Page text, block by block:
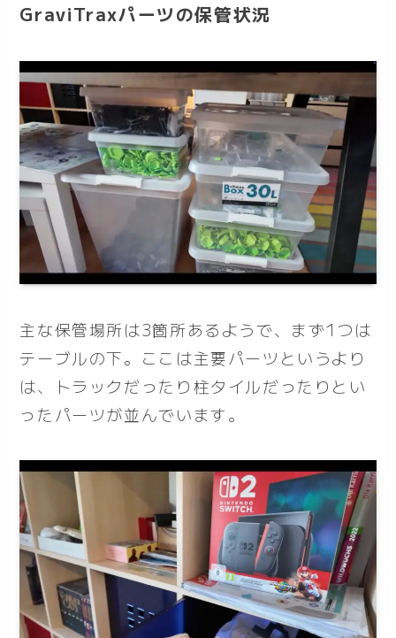
GraviTraxパーツの保管状況
主な保管場所は3箇所あるようで、まず1つは
テーブルの下。ここは主要パーツというより
は、トラックだったり柱タイルだったりとい
ったパーツが並んでいます。